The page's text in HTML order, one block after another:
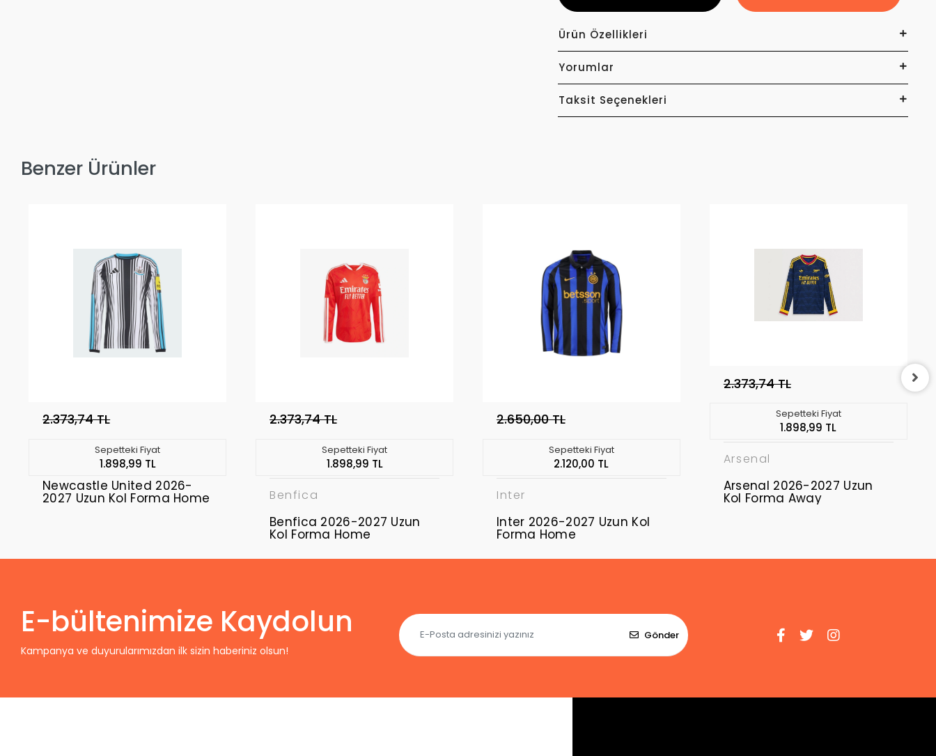
Ürün Özellikleri
Yorumlar
Taksit Seçenekleri
Benzer Ürünler
2.373,74 TL
Sepetteki Fiyat
1.898,99 TL
Newcastle United 2026-
2027 Uzun Kol Forma Home
2.373,74 TL
Sepetteki Fiyat
1.898,99 TL
Benfica
Benfica 2026-2027 Uzun
Kol Forma Home
2.650,00 TL
Sepetteki Fiyat
2.120,00 TL
Inter
Inter 2026-2027 Uzun Kol
Forma Home
2.373,74 TL
Sepetteki Fiyat
1.898,99 TL
Arsenal
Arsenal 2026-2027 Uzun
Kol Forma Away
E-bültenimize Kaydolun
Kampanya ve duyurularımızdan ilk sizin haberiniz olsun!
Gönder